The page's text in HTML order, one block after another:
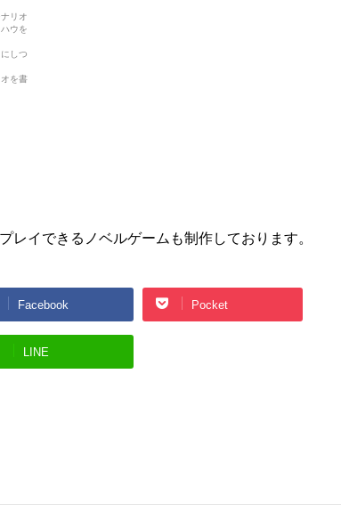
レイできるノベルゲームも制作しております。
Facebook Pocket
LINE